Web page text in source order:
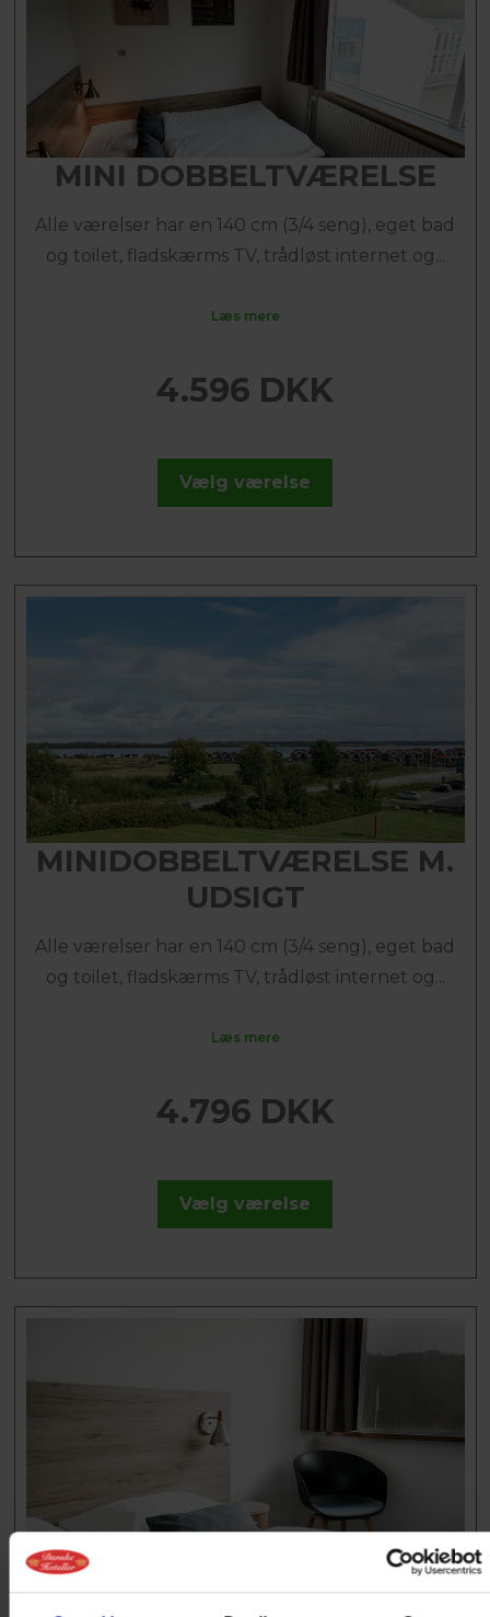
MINI DOBBELTVÆRELSE
Alle værelser har en 140 cm (3/4 seng), eget bad
og toilet, fladskærms TV, trådløst internet og...
Læs mere
4.596 DKK
Vælg værelse
MINIDOBBELTVÆRELSE M.
UDSIGT
Alle værelser har en 140 cm (3/4 seng), eget bad
og toilet, fladskærms TV, trådløst internet og...
Læs mere
4.796 DKK
Vælg værelse
DOBBELTVÆRELSE